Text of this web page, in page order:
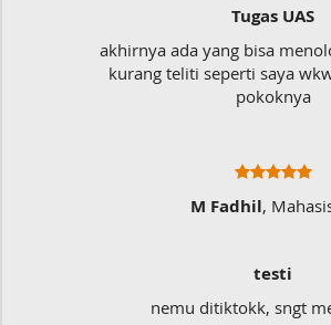
Tugas UAS
akhirnya ada yang bisa
kurang teliti seperti saya
pokoknya
M Fadhil,
testi
nemu ditiktokk, sngt